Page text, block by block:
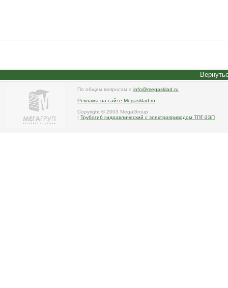
По общим вопросам » info@megasklad.ru
Реклама на сайте Megasklad.ru
Copyright © 2003 MegaGroup
| Трубогиб гидравлический с электроприводом ТПГ-3ЭП